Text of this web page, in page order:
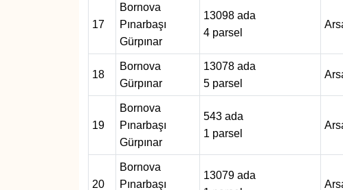
17
Bornova
Pınarbaşı
Gürpınar
13098 ada
4 parsel
18
Bornova
Gürpınar
13078 ada
5 parsel
19
Bornova
Pınarbaşı
Gürpınar
543 ada
1 parsel
20
Bornova
Pınarbaşı
13079 ada